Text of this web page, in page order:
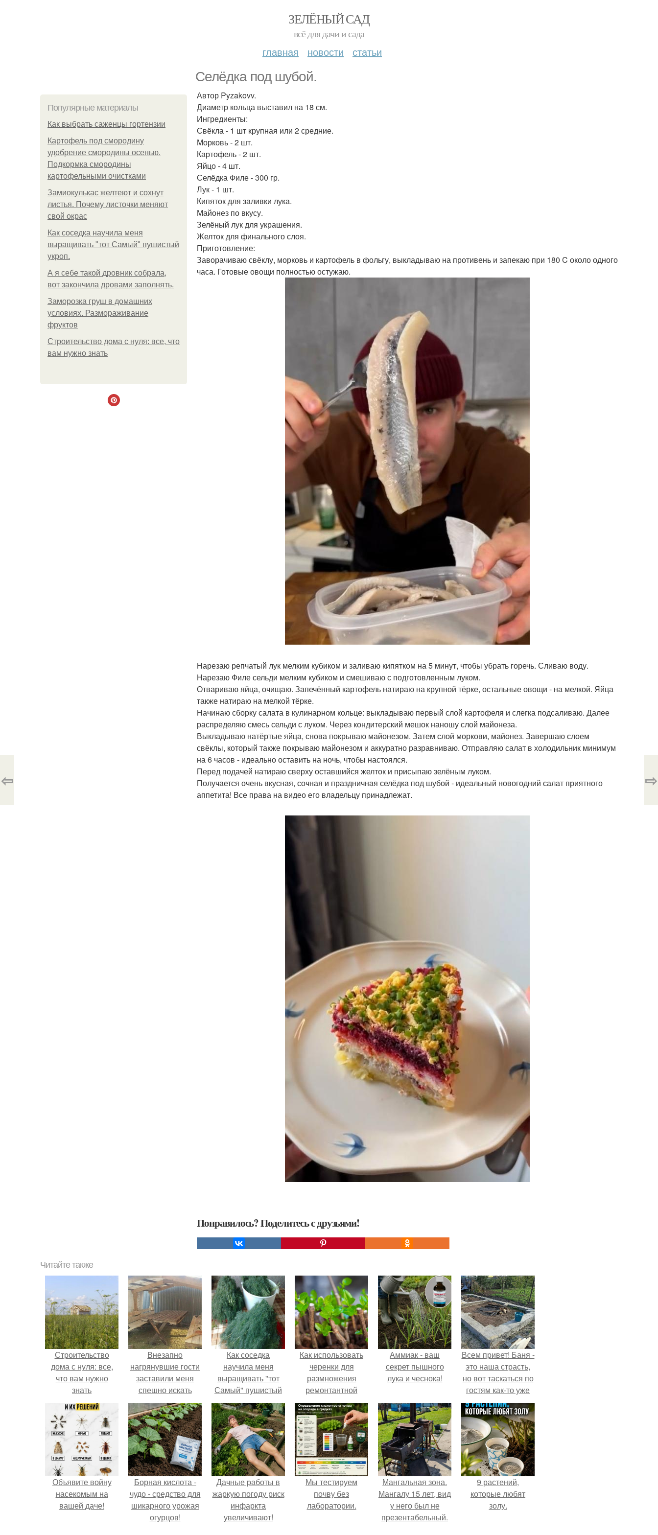
ЗЕЛЁНЫЙ САД
всё для дачи и сада
главная новости статьи
Селёдка под шубой.
Популярные материалы
Как выбрать саженцы гортензии
Картофель под смородину
удобрение смородины осенью.
Подкормка смородины
картофельными очистками
Замиокулькас желтеют и сохнут
листья. Почему листочки меняют
свой окрас
Как соседка научила меня
выращивать "тот Самый" пушистый
укроп.
А я себе такой дровник собрала,
вот закончила дровами заполнять.
Заморозка груш в домашних
условиях. Размораживание
фруктов
Строительство дома с нуля: все, что
вам нужно знать
Автор Pyzakovv.
Диаметр кольца выставил на 18 см.
Ингредиенты:
Свёкла - 1 шт крупная или 2 средние.
Морковь - 2 шт.
Картофель - 2 шт.
Яйцо - 4 шт.
Селёдка Филе - 300 гр.
Лук - 1 шт.
Кипяток для заливки лука.
Майонез по вкусу.
Зелёный лук для украшения.
Желток для финального слоя.
Приготовление:
Заворачиваю свёклу, морковь и картофель в фольгу, выкладываю на противень и запекаю при 180 C около одного
часа. Готовые овощи полностью остужаю.
Нарезаю репчатый лук мелким кубиком и заливаю кипятком на 5 минут, чтобы убрать горечь. Сливаю воду.
Нарезаю Филе сельди мелким кубиком и смешиваю с подготовленным луком.
Отвариваю яйца, очищаю. Запечённый картофель натираю на крупной тёрке, остальные овощи - на мелкой. Яйца
также натираю на мелкой тёрке.
Начинаю сборку салата в кулинарном кольце: выкладываю первый слой картофеля и слегка подсаливаю. Далее
распределяю смесь сельди с луком. Через кондитерский мешок наношу слой майонеза.
Выкладываю натёртые яйца, снова покрываю майонезом. Затем слой моркови, майонез. Завершаю слоем
свёклы, который также покрываю майонезом и аккуратно разравниваю. Отправляю салат в холодильник минимум
на 6 часов - идеально оставить на ночь, чтобы настоялся.
Перед подачей натираю сверху оставшийся желток и присыпаю зелёным луком.
Получается очень вкусная, сочная и праздничная селёдка под шубой - идеальный новогодний салат приятного
аппетита! Все права на видео его владельцу принадлежат.
Понравилось? Поделитесь с друзьями!
⇦ ⇨
Читайте также
Строительство
дома с нуля: все,
что вам нужно
знать
Внезапно
нагрянувшие гости
заставили меня
спешно искать
решение, так как на
обстоятельный
ремонт времени
катастрофически не
хватало.
Как соседка
научила меня
выращивать "тот
Самый" пушистый
укроп.
Как использовать
черенки для
размножения
ремонтантной
малины
Аммиак - ваш
секрет пышного
лука и чеснока!
Всем привет! Баня -
это наша страсть,
но вот таскаться по
гостям как-то уже
надоело.
Объявите войну
насекомым на
вашей даче!
Борная кислота -
чудо - средство для
шикарного урожая
огурцов!
Дачные работы в
жаркую погоду риск
инфаркта
увеличивают!
Мы тестируем
почву без
лаборатории.
Мангальная зона.
Мангалу 15 лет, вид
у него был не
презентабельный.
9 растений,
которые любят
золу.